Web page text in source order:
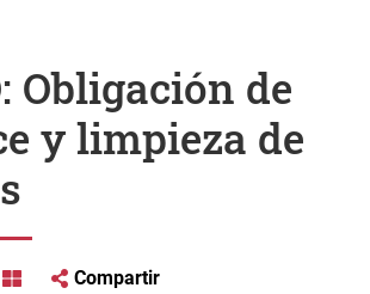
Obligación de
y limpieza de
Compartir